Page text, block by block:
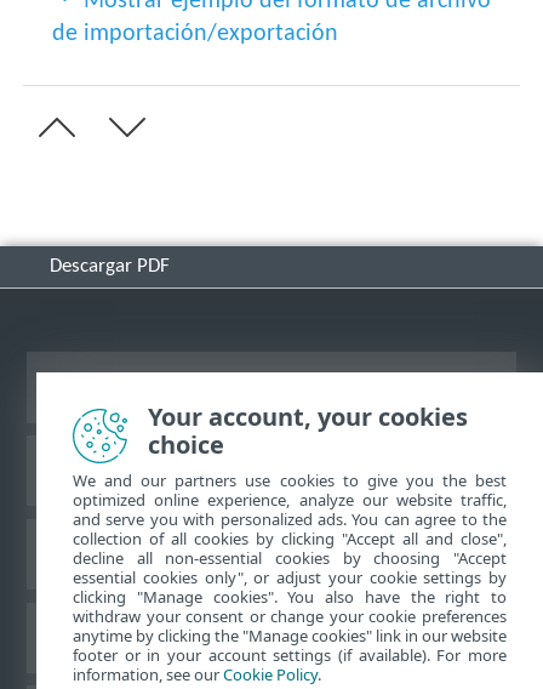
de importación/exportación
Descargar PDF
Base de conocimiento de ESET
Foro de ESET
Soporte regional
Your account, your cookies
choice
We and our partners use cookies to give you the best
optimized online experience, analyze our website traffic,
and serve you with personalized ads. You can agree to the
collection of all cookies by clicking "Accept all and close",
decline all non-essential cookies by choosing "Accept
essential cookies only", or adjust your cookie settings by
clicking "Manage cookies". You also have the right to
withdraw your consent or change your cookie preferences
anytime by clicking the "Manage cookies" link in our website
footer or in your account settings (if available). For more
information, see ourCookie Policy.